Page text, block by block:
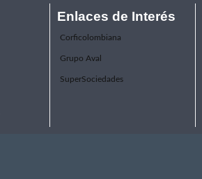
Enlaces de Interés
Corficolombiana
Grupo Aval
SuperSociedades